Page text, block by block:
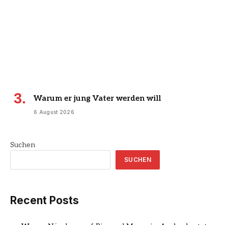
Warum er jung Vater werden will
6 August 2026
Suchen
SUCHEN
Recent Posts